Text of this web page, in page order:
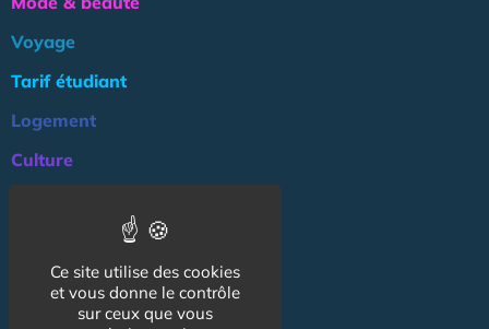
Voyage
Tarif étudiant
Logement
Culture
NOS AUTRES SITES :
Ce site utilise des cookies
et vous donne le contrôle
sur ceux que vous